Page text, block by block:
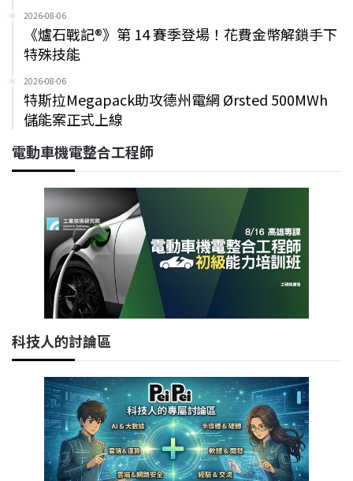
2026-08-06
《爐石戰記®》第 14 賽季登場！花費金幣解鎖手下
特殊技能
2026-08-06
特斯拉Megapack助攻德州電網 Ørsted 500MWh
儲能案正式上線
電動車機電整合工程師
科技人的討論區